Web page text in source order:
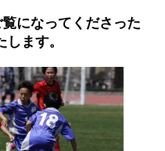
になってくださった
ます。